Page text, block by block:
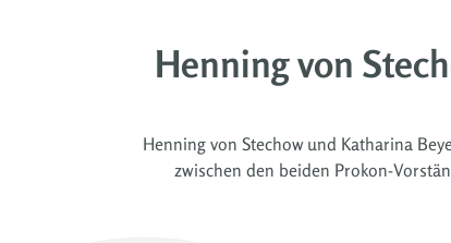
Henning von
Henning von Stechow und Katharina
zwischen den beiden Prokon-